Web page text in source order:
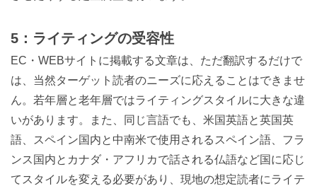
5：ライティングの受容性
EC・WEBサイトに掲載する文章は、ただ翻訳するだけで
は、当然ターゲット読者のニーズに応えることはできませ
ん。若年層と老年層ではライティングスタイルに大きな違
いがあります。また、同じ言語でも、米国英語と英国英
語、スペイン国内と中南米で使用されるスペイン語、フラ
ンス国内とカナダ・アフリカで話される仏語など国に応じ
てスタイルを変える必要があり、現地の想定読者にライテ